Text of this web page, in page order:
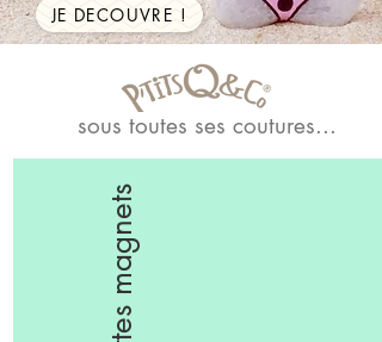
JE DECOUVRE !
sous toutes ses coutures...